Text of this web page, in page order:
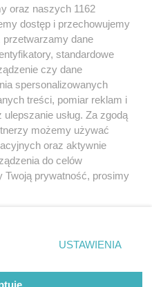
fot: Policja Śląska
w Kostuchnie. Nie
korzystania z portali
Skontakuj sięz nami
Kontakt
Wydawca
Redakcja
oraz naszych 1162
dostęp i przechowujemy
przetwarzamy dane
standardowe
czy dane
spersonalizowanych
treści, pomiar reklam i
usług. Za zgodą
możemy używać
oraz aktywnie
do celów
Twoją prywatność, prosimy
dolnym rogu strony
danych nie wymagają
sprzeciwić się
będą miały
USTAWIENIA